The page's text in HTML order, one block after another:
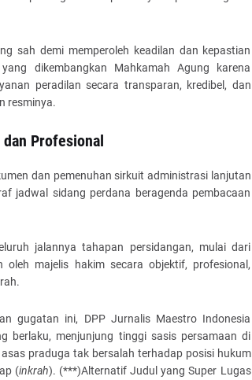
sah demi memperoleh keadilan dan kepastian
dikembangkan Mahkamah Agung karena
peradilan secara transparan, kredibel, dan
resminya.
Profesional
dan pemenuhan sirkuit administrasi lanjutan
jadwal sidang perdana beragenda pembacaan
jalannya tahapan persidangan, mulai dari
majelis hakim secara objektif, profesional,
gugatan ini, DPP Jurnalis Maestro Indonesia
berlaku, menjunjung tinggi sasis persamaan di
praduga tak bersalah terhadap posisi hukum
(inkrah). (***)Alternatif Judul yang Super Lugas